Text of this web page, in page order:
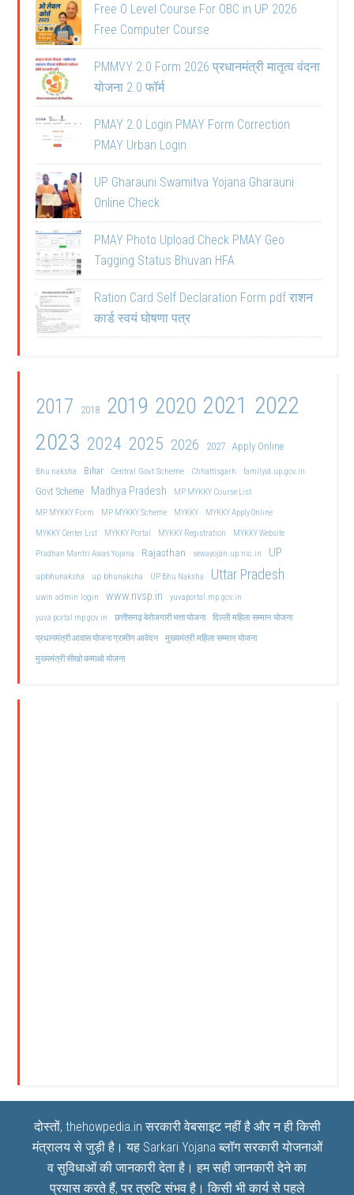
Free O Level Course For OBC in UP 2026
Free Computer Course
PMMVY 2.0 Form 2026 प्रधानमंत्री मातृत्व वंदना
योजना 2.0 फॉर्म
PMAY 2.0 Login PMAY Form Correction
PMAY Urban Login
UP Gharauni Swamitva Yojana Gharauni
Online Check
PMAY Photo Upload Check PMAY Geo
Tagging Status Bhuvan HFA
Ration Card Self Declaration Form pdf राशन
कार्ड स्वयं घोषणा पत्र
2017 2018 2019 2020 2021 2022
2023 2024 2025 2026 2027 Apply Online
Bhu naksha Bihar Central Govt Scheme Chhattisgarh familyid.up.gov.in
Govt Scheme Madhya Pradesh
MP MYKKY Course List
MP MYKKY Form
MP MYKKY Scheme MYKKY
MYKKY Apply Online
MYKKY Center List
MYKKY Portal MYKKY Registration
MYKKY Website
Pradhan Mantri Awas Yojana
Rajasthan sewayojan.up.nic.in UP
upbhunaksha up bhunaksha UP Bhu Naksha Uttar Pradesh
uwin admin login www.nvsp.in
yuvaportal.mp.gov.in
yuva portal mp gov.in
छत्तीसगढ़ बेरोजगारी भत्ता योजना दिल्ली महिला सम्मान योजना
प्रधानमंत्री आवास योजना ग्रामीण आवेदन मुख्यमंत्री महिला सम्मान योजना
मुख्यमंत्री सीखो कमाओ योजना
दोस्तों, thehowpedia.in सरकारी वेबसाइट नहीं है और न ही किसी
मंत्रालय से जुड़ी है। यह Sarkari Yojana ब्लॉग सरकारी योजनाओं
व सुविधाओं की जानकारी देता है। हम सही जानकारी देने का
प्रयास करते हैं, पर त्रुटि संभव है। किसी भी कार्य से पहले